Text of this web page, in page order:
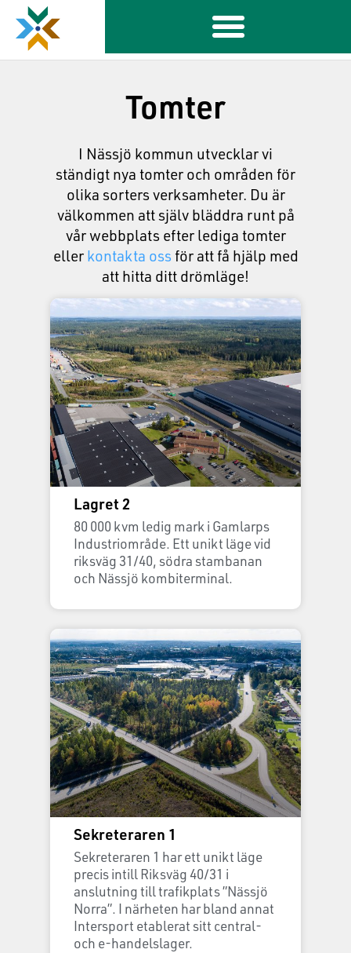
Tomter
I Nässjö kommun utvecklar vi
ständigt nya tomter och områden för
olika sorters verksamheter. Du är
välkommen att själv bläddra runt på
vår webbplats efter lediga tomter
eller kontakta oss för att få hjälp med
att hitta ditt drömläge!
Lagret 2
80 000 kvm ledig mark i Gamlarps
Industriområde. Ett unikt läge vid
riksväg 31/40, södra stambanan
och Nässjö kombiterminal.
Sekreteraren 1
Sekreteraren 1 har ett unikt läge
precis intill Riksväg 40/31 i
anslutning till trafikplats ”Nässjö
Norra”. I närheten har bland annat
Intersport etablerat sitt central-
och e-handelslager.